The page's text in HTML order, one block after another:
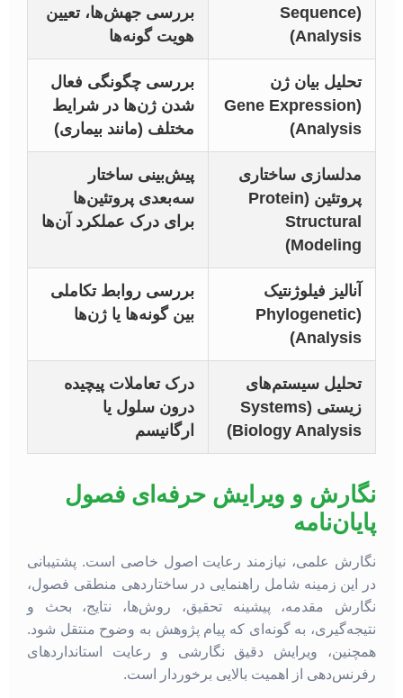
(Sequence
Analysis)
بررسی جهش‌ها، تعیین
هویت گونه‌ها
تحلیل بیان ژن
(Gene Expression
Analysis)
بررسی چگونگی فعال
شدن ژن‌ها در شرایط
مختلف (مانند بیماری)
مدلسازی ساختاری
پروتئین (Protein
Structural
Modeling)
پیش‌بینی ساختار
سه‌بعدی پروتئین‌ها
برای درک عملکرد آن‌ها
آنالیز فیلوژنتیک
(Phylogenetic
Analysis)
بررسی روابط تکاملی
بین گونه‌ها یا ژن‌ها
تحلیل سیستم‌های
زیستی (Systems
Biology Analysis)
درک تعاملات پیچیده
درون سلول یا
ارگانیسم
نگارش و ویرایش حرفه‌ای فصول
پایان‌نامه
نگارش علمی، نیازمند رعایت اصول خاصی است. پشتیبانی
در این زمینه شامل راهنمایی در ساختاردهی منطقی فصول،
نگارش مقدمه، پیشینه تحقیق، روش‌ها، نتایج، بحث و
نتیجه‌گیری، به گونه‌ای که پیام پژوهش به وضوح منتقل شود.
همچنین، ویرایش دقیق نگارشی و رعایت استانداردهای
رفرنس‌دهی از اهمیت بالایی برخوردار است.